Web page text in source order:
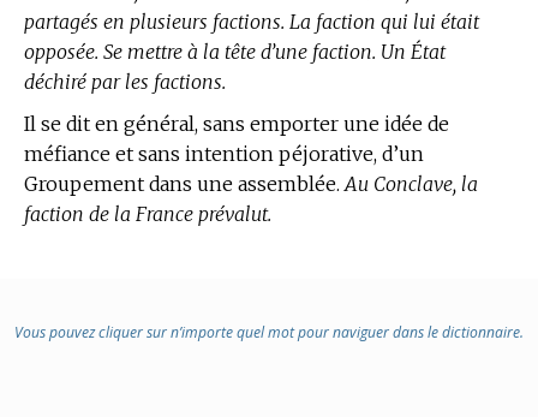
partagés en plusieurs factions. La faction qui lui était
opposée. Se mettre à la tête d’une faction. Un État
déchiré par les factions.
Il se dit en général, sans emporter une idée de
méfiance et sans intention péjorative, d’un
Groupement dans une assemblée.Au Conclave, la
faction de la France prévalut.
Vous pouvez cliquer sur n’importe quel mot pour naviguer dans le dictionnaire.